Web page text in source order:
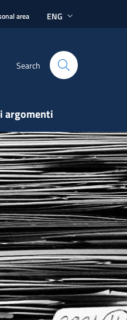
area ENG
Search
argomenti